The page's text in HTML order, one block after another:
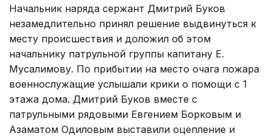
Начальник наряда сержант Дмитрий Буков
незамедлительно принял решение выдвинуться к
месту происшествия и доложил об этом
начальнику патрульной группы капитану Е.
Мусалимову. По прибытии на место очага пожара
военнослужащие услышали крики о помощи с 1
этажа дома. Дмитрий Буков вместе с
патрульными рядовыми Евгением Борковым и
Азаматом Одиловым выставили оцепление и